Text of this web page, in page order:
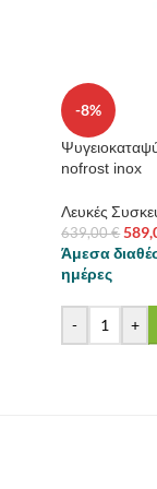
-8%
nofrost inox
Λευκές
639,00€
Άμεσα
ημέρες
- +